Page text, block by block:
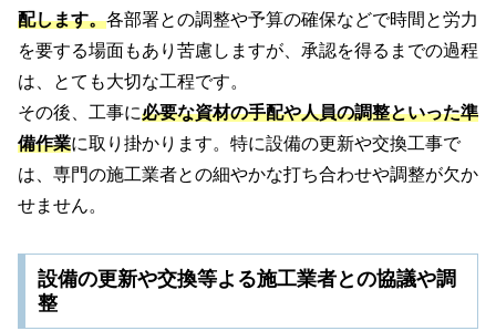
配します。各部署との調整や予算の確保などで時間と労力
を要する場面もあり苦慮しますが、承認を得るまでの過程
は、とても大切な工程です。
その後、工事に必要な資材の手配や人員の調整といった準
備作業に取り掛かります。特に設備の更新や交換工事で
は、専門の施工業者との細やかな打ち合わせや調整が欠か
せません。
設備の更新や交換等よる施工業者との協議や調
整